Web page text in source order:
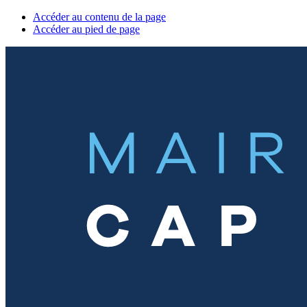
Accéder au contenu de la page
Accéder au pied de page